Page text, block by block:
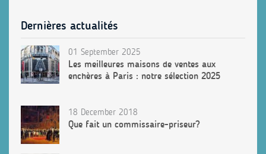
Dernières actualités
01 September 2025
Les meilleures maisons de ventes aux
enchères à Paris : notre sélection 2025
18 December 2018
Que fait un commissaire-priseur?